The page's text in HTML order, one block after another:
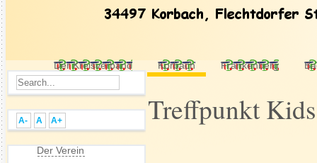
Der Kreisverband Korbach Frankenberg
Treffpunkt
A- A A+
Der Verein